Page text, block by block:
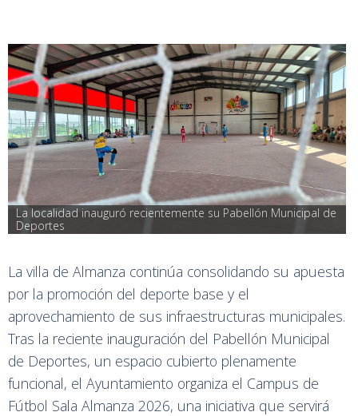
La localidad inauguró recientemente su Pabellón Municipal de
Deportes
La villa de Almanza continúa consolidando su apuesta
por la promoción del deporte base y el
aprovechamiento de sus infraestructuras municipales.
Tras la reciente inauguración del Pabellón Municipal
de Deportes, un espacio cubierto plenamente
funcional, el Ayuntamiento organiza el Campus de
Fútbol Sala Almanza 2026, una iniciativa que servirá